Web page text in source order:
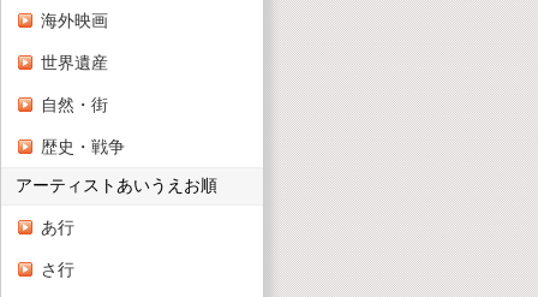
海外映画
世界遺産
自然・街
歴史・戦争
アーティストあいうえお順
あ行
さ行